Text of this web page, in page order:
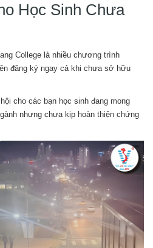
Học Sinh Chưa
College là nhiều chương trình
đăng ký ngay cả khi chưa sở hữu
cho các bạn học sinh đang mong
nhưng chưa kịp hoàn thiện chứng